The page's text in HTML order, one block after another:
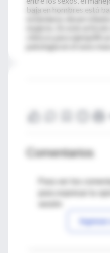
baja en hombres está
estándares
Comentarios
Para ver los
Ingresar